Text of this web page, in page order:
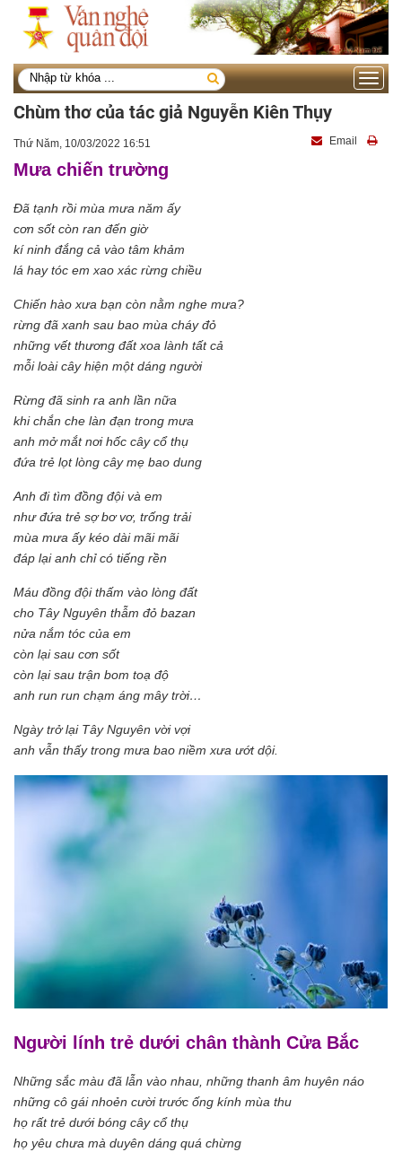
Toggle
Chùm thơ của tác giả Nguyễn Kiên Thụy
Thứ Năm, 10/03/2022 16:51 Email
Mưa chiến trường
Đã tạnh rồi mùa mưa năm ấy
cơn sốt còn ran đến giờ
kí ninh đắng cả vào tâm khảm
lá hay tóc em xao xác rừng chiều
Chiến hào xưa bạn còn nằm nghe mưa?
rừng đã xanh sau bao mùa cháy đỏ
những vết thương đất xoa lành tất cả
mỗi loài cây hiện một dáng người
Rừng đã sinh ra anh lần nữa
khi chắn che làn đạn trong mưa
anh mở mắt nơi hốc cây cổ thụ
đứa trẻ lọt lòng cây mẹ bao dung
Anh đi tìm đồng đội và em
như đứa trẻ sợ bơ vơ, trống trải
mùa mưa ấy kéo dài mãi mãi
đáp lại anh chỉ có tiếng rền
Máu đồng đội thấm vào lòng đất
cho Tây Nguyên thẫm đỏ bazan
nửa nắm tóc của em
còn lại sau cơn sốt
còn lại sau trận bom toạ độ
anh run run chạm áng mây trời…
Ngày trở lại Tây Nguyên vời vợi
anh vẫn thấy trong mưa bao niềm xưa ướt dội.
Người lính trẻ dưới chân thành Cửa Bắc
Những sắc màu đã lẫn vào nhau, những thanh âm huyên náo
những cô gái nhoẻn cười trước ống kính mùa thu
họ rất trẻ dưới bóng cây cổ thụ
họ yêu chưa mà duyên dáng quá chừng